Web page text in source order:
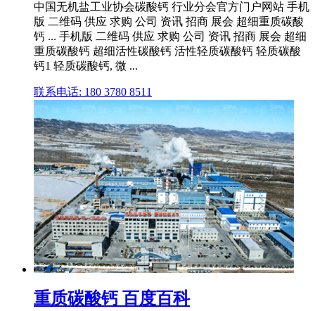
中国无机盐工业协会碳酸钙 行业分会官方门户网站 手机
版 二维码 供应 求购 公司 资讯 招商 展会 超细重质碳酸
钙 ... 手机版 二维码 供应 求购 公司 资讯 招商 展会 超细
重质碳酸钙 超细活性碳酸钙 活性轻质碳酸钙 轻质碳酸
钙1 轻质碳酸钙, 微 ...
联系电话: 180 3780 8511
重质碳酸钙 百度百科